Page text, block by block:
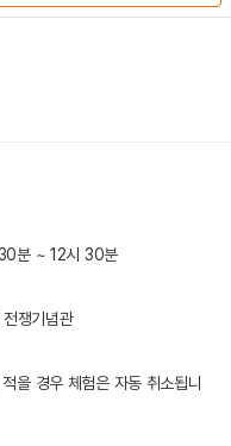
재시 문자부탁드립니다.)
문의 부탁드립니다.
어 취소 될 수 있으니,
드리겠습니다.
진행이 됩니다.
팀 구성해드립니다.
부탁드립니다.
분~ 12시 30분
전쟁기념관
을 경우 체험은 자동 취소됩니